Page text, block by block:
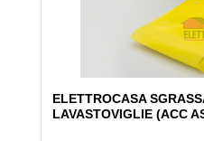
ELETTROCASA
LAVASTOVIGLIE (ACC